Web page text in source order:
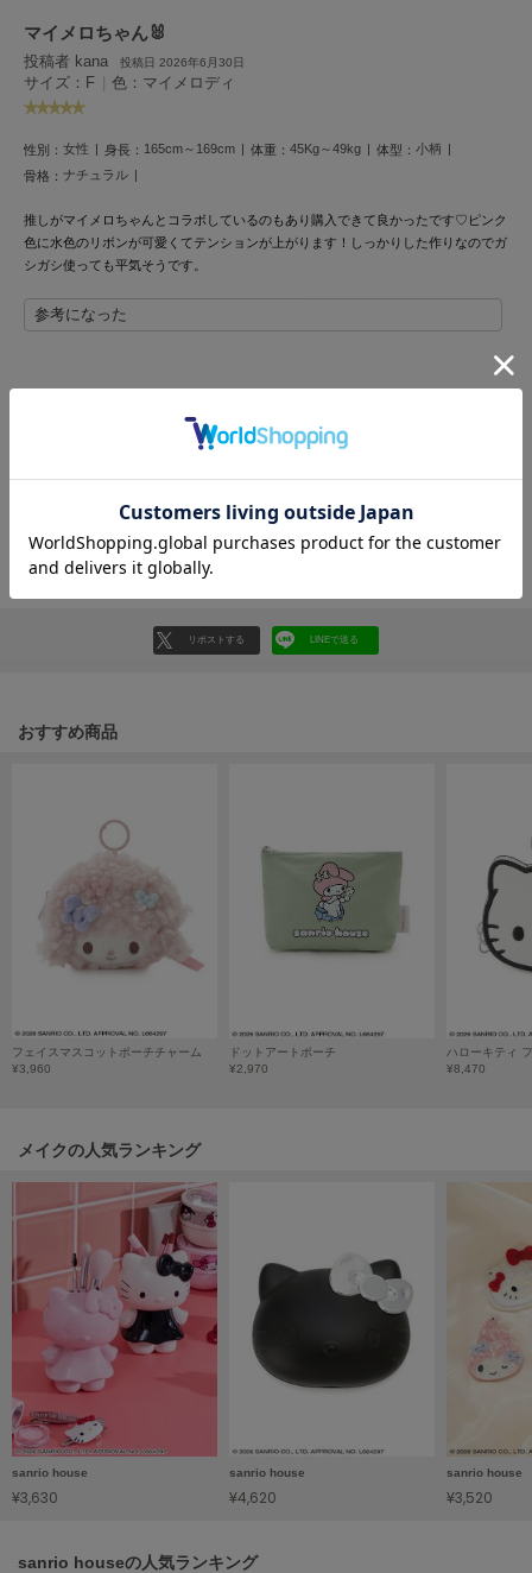
FURFUR
ファーファー
gelato pique
ジェラート ピケ
GELATO PIQUE CAT&DOG
ジェラート ピケ キャットアンドドッグ
gelato pique Sleep
ジェラート ピケ スリープ
HUNTER
ハンター
キーン
le coq sportif
ルコックスポルティフ
LeSportsac
レスポートサック
LILY BROWN Lingerie
リリーブラウンランジェリー
LITTLE UNION TOKYO
リトルユニオン トウキョウ
made of Organics
メイドオブオーガニクス
MICHU COQUETTE
ミチュ コケット
MIESROHE
ミースロエ
ミーエスミーム
マイメロちゃん🐰
投稿者 kana 投稿日 2026年6月30日
サイズ：F | 色：マイメロディ
性別： 女性 身長： 165cm～169cm 体重： 45Kg～49kg 体型： 小柄
骨格： ナチュラル
推しがマイメロちゃんとコラボしているのもあり購入できて良かったです♡ピンク
色に水色のリボンが可愛くてテンションが上がります！しっかりした作りなのでガ
シガシ使っても平気そうです。
参考になった
レビューを書く
返品・キャンセルについて
リポストする LINEで送る
おすすめ商品
フェイスマスコットポーチチャーム
¥3,960
ドットアートポーチ
¥2,970
ハローキティ
¥8,470
メイクの人気ランキング
sanrio house
¥3,630
sanrio house
¥4,620
sanrio house
¥3,520
sanrio houseの人気ランキング